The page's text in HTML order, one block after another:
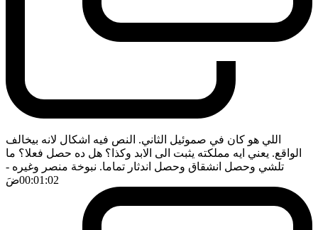
اللي هو كان في صموئيل الثاني. النص فيه اشكال لانه بيخالف
الواقع. يعني ايه مملكته يثبت الى الابد وكذا؟ هل ده حصل فعلا؟ ما
تلشي وحصل انشقاق وحصل اندثار تماما. نبوخة منصر وغيره -
00:01:02ضَ